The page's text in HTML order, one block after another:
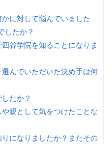
に対して悩んでいました
したか？
谷学院を知ることになりま
んでいただいた決め手は何
たか？
親として気をつけたことな
になりましたか？またその